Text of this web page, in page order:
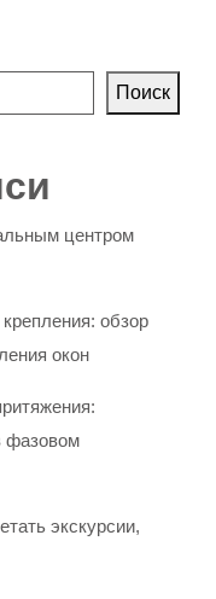
Поиск
центром
обзор
окон
фазовом
экскурсии,